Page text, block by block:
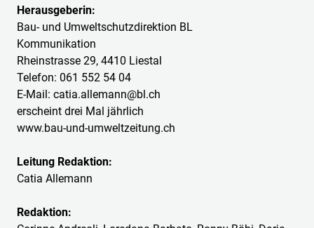
Herausgeberin:
Bau- und Umweltschutzdirektion BL
Kommunikation
Rheinstrasse 29, 4410 Liestal
Telefon: 061 552 54 04
E-Mail: catia.allemann@bl.ch
erscheint drei Mal jährlich
www.bau-und-umweltzeitung.ch
Leitung Redaktion:
Catia Allemann
Redaktion: